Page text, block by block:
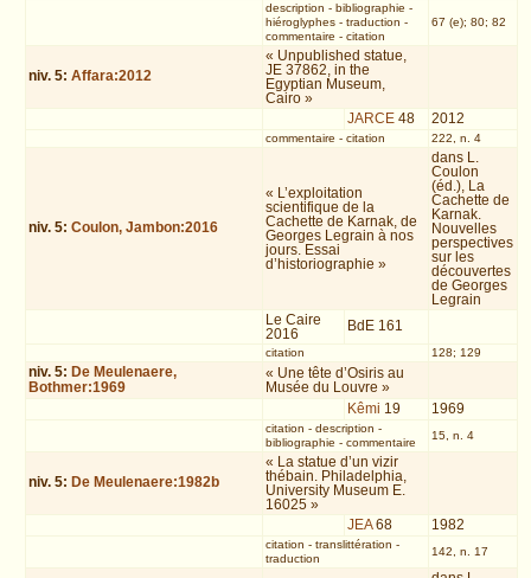
description - bibliographie -
hiéroglyphes- traduction -
commentaire - citation
67 (e); 80; 82
niv. 5:Affara:2012
« Unpublished statue,
JE 37862, in the
Egyptian Museum,
Cairo »
JARCE 48 2012
commentaire - citation 222, n. 4
niv. 5:Coulon, Jambon:2016
« L’exploitation
scientifique de la
Cachette de Karnak, de
Georges Legrain à nos
jours. Essai
d’historiographie »
dans L.
Coulon
(éd.), La
Cachette de
Karnak.
Nouvelles
perspectives
sur les
découvertes
de Georges
Legrain
Le Caire
2016
BdE 161
citation 128; 129
niv. 5: De Meulenaere,
Bothmer:1969
« Une tête d’Osiris au
Musée du Louvre »
Kêmi 19 1969
citation - description -
bibliographie - commentaire
15, n. 4
niv. 5: De Meulenaere:1982b
« La statue d’un vizir
thébain. Philadelphia,
University Museum E.
16025 »
JEA68 1982
citation - translittération -
traduction
142, n. 17